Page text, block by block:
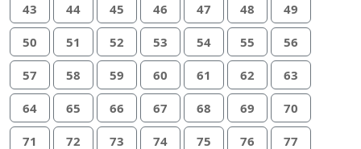
43 44 45 46 47 48 49
50 51 52 53 54 55 56
57 58 59 60 61 62 63
64 65 66 67 68 69 70
71 72 73 74 75 76 77